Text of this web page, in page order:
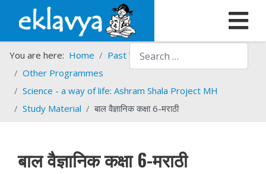
Search
You are here: Home Past Work
Programmes
Other Programmes
Science - a way of life: Ashram Shala Project MH
Study Material
बाल वैज्ञानिक कक्षा 6-मराठी
बाल वैज्ञानिक कक्षा 6-मराठी